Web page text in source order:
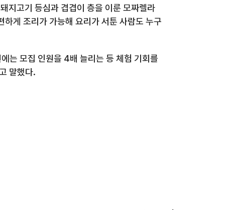
지고기 등심과 겹겹이 층을 이룬 모짜렐라
게 조리가 가능해 요리가 서툰 사람도 누구
는 모집 인원을 4배 늘리는 등 체험 기회를
말했다.